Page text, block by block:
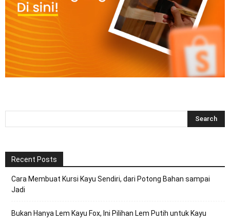
Recent Posts
Cara Membuat Kursi Kayu Sendiri, dari Potong Bahan sampai
Jadi
Bukan Hanya Lem Kayu Fox, Ini Pilihan Lem Putih untuk Kayu